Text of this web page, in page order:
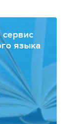
языка